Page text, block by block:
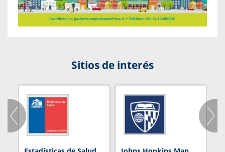
Sitios de interés